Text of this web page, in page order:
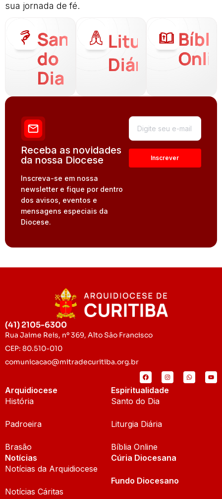
sua jornada de fé.
Santo
do
Dia
Liturgia
Diária
Receba as novidades
da nossa Diocese
Inscreva-se em nossa
newsletter e fique por dentro
dos avisos, eventos e
mensagens especiais da
Diocese.
(41) 2105-6300
Rua Jaime Reis, nº 369, Alto São Francisco
CEP: 80.510-010
comunicacao@mitradecuritiba.org.br
Arquidiocese
História
Padroeira
Brasão
Espiritualidade
Santo do Dia
Liturgia Diária
Bíblia Online
Notícias
Notícias da Arquidiocese
Notícias Cáritas
Cúria Diocesana
Fundo Diocesano